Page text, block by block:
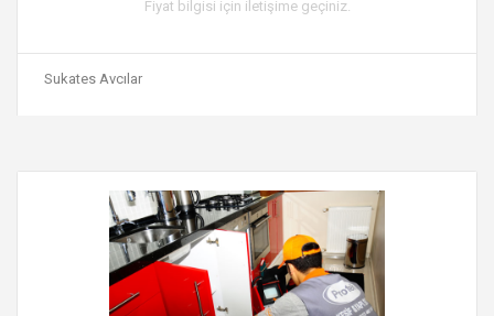
Fiyat bilgisi için iletişime geçiniz.
Sukates Avcılar